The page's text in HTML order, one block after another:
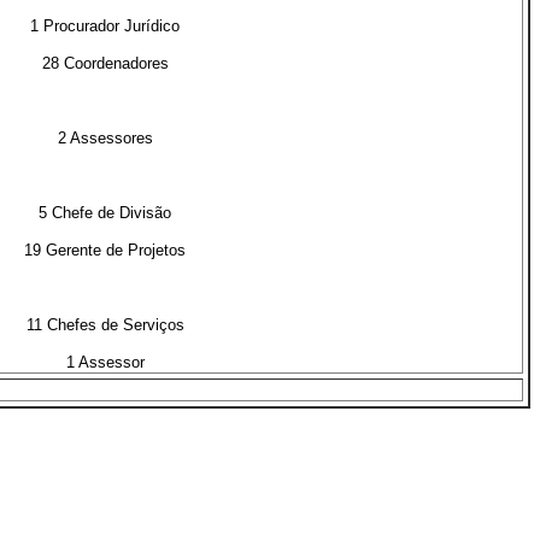
1 Procurador Jurídico
28 Coordenadores
2 Assessores
5 Chefe de Divisão
19 Gerente de Projetos
11 Chefes de Serviços
1 Assessor